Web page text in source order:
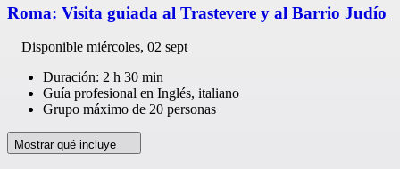
Roma: Visita guiada al Trastevere y al Barrio Judío
Disponible miércoles, 02 sept
Duración: 2 h 30 min
Guía profesional en Inglés, italiano
Grupo máximo de 20 personas
Mostrar qué incluye